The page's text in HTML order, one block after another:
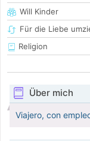
Will Kinder
Für die Liebe
Religion
Über mich
Viajero, con